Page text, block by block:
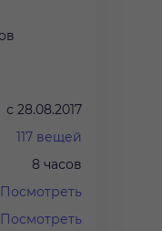
с 28.08.2017
117 вещей
8 часов
Посмотреть
Посмотреть